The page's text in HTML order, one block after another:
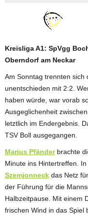
Kreisliga A1: SpVgg
Oberndorf am Neckar
Am Sonntag trennten sich
unentschieden mit 2:2.
haben würde, war vorab
Ausgeglichenheit
letztlich im Endergebnis.
TSV Boll ausgegangen.
Marius Pfänderbrachte
Minute ins Hintertreffen.
Szemjonneck das Netz
der Führung für die
Halbzeitpause. Mit einem
frischen Wind in das Spiel